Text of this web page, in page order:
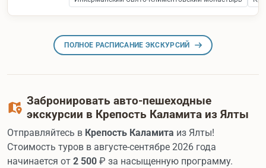
ПОЛНОЕ РАСПИСАНИЕ ЭКСКУРСИЙ
Забронировать авто-пешеходные
экскурсии в Крепость Каламита из Ялты
Отправляйтесь в Крепость Каламита из Ялты!
Стоимость туров в августе-сентябре 2026 года
начинается от 2 500 ₽ за насыщенную программу.